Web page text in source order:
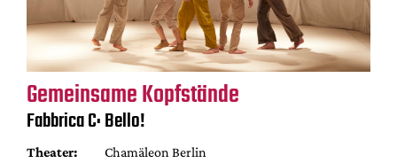
Gemeinsame Kopfstände
Fabbrica C: Bello!
Theater:
Chamäleon Berlin